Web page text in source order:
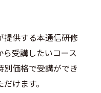
供する本通信研修
受講したいコース
価格で受講ができ
けます。